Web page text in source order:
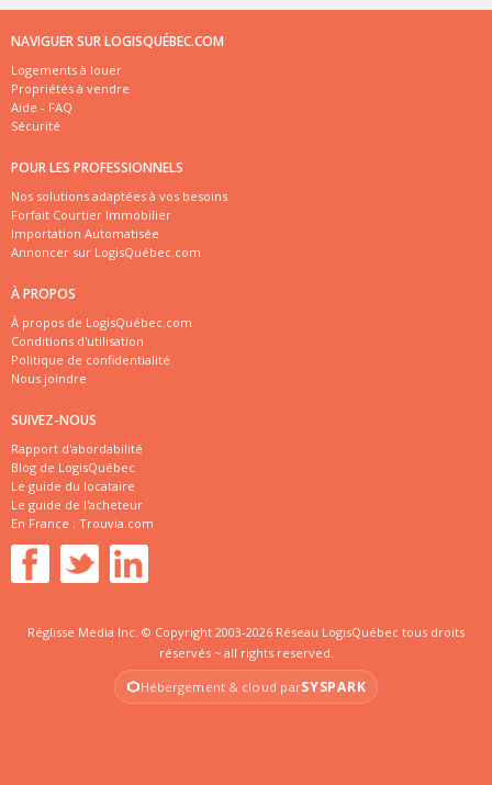
NAVIGUER SUR LOGISQUÉBEC.COM
Logements à louer
Propriétés à vendre
Aide - FAQ
Sécurité
POUR LES PROFESSIONNELS
Nos solutions adaptées à vos besoins
Forfait Courtier Immobilier
Importation Automatisée
Annoncer sur LogisQuébec.com
À PROPOS
À propos de LogisQuébec.com
Conditions d'utilisation
Politique de confidentialité
Nous joindre
SUIVEZ-NOUS
Rapport d'abordabilité
Blog de LogisQuébec
Le guide du locataire
Le guide de l'acheteur
En France : Trouvia.com
Réglisse Media Inc. © Copyright 2003-2026 Réseau LogisQuébec tous droits
réservés ~ all rights reserved.
Hébergement & cloud parSYSPARK